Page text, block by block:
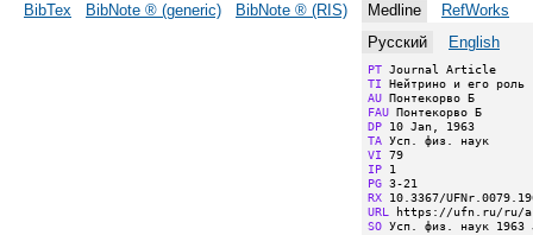
BibTex
BibNote ® (generic) BibNote ® (RIS) Medline
RefWorks
Русский
English
PT
TI
AU
FAU
DP
TA
VI
IP
PG
RX
URL
SO Усп. физ. наук